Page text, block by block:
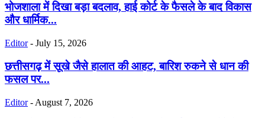
भोजशाला में दिखा बड़ा बदलाव, हाई कोर्ट के फैसले के बाद विकास
और धार्मिक...
Editor - July 15, 2026
छत्तीसगढ़ में सूखे जैसे हालात की आहट, बारिश रुकने से धान की
फसल पर...
Editor - August 7, 2026